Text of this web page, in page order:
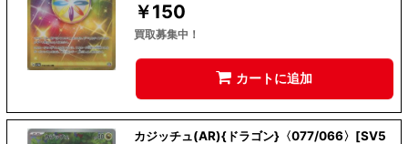
￥150
買取募集中！
カートに追加
カジッチュ(AR){ドラゴン}〈077/066〉[SV5